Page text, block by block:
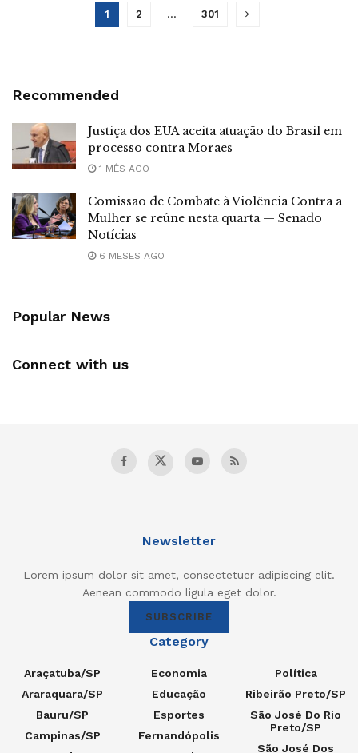
1 2 … 301
Recommended
Justiça dos EUA aceita atuação do Brasil em
processo contra Moraes
1 MÊS AGO
Comissão de Combate à Violência Contra a
Mulher se reúne nesta quarta — Senado
Notícias
6 MESES AGO
Popular News
Connect with us
Newsletter
Lorem ipsum dolor sit amet, consectetuer adipiscing elit.
Aenean commodo ligula eget dolor.
SUBSCRIBE
Category
Araçatuba/SP
Araraquara/SP
Bauru/SP
Campinas/SP
Economia
Educação
Esportes
Fernandópolis
Política
Ribeirão Preto/SP
São José Do Rio
Preto/SP
São José Dos